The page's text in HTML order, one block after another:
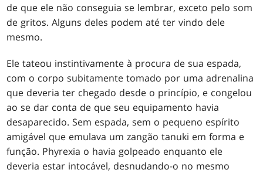
de que ele não conseguia se lembrar, exceto pelo som
de gritos. Alguns deles podem até ter vindo dele
mesmo.
Ele tateou instintivamente à procura de sua espada,
com o corpo subitamente tomado por uma adrenalina
que deveria ter chegado desde o princípio, e congelou
ao se dar conta de que seu equipamento havia
desaparecido. Sem espada, sem o pequeno espírito
amigável que emulava um zangão tanuki em forma e
função. Phyrexia o havia golpeado enquanto ele
deveria estar intocável, desnudando-o no mesmo